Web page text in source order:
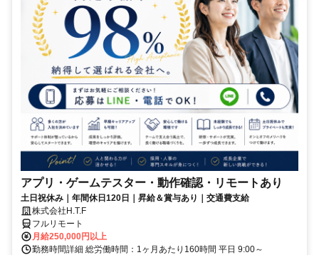
アプリ・ゲームテスター・動作確認・リモートあり
土日祝休み｜年間休日120日｜昇給＆賞与あり｜交通費支給
株式会社H.T.F
フルリモート
月給250,000円以上
勤務時間詳細 総労働時間：1ヶ月あたり160時間 平日 9:00～